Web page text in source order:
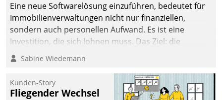
Eine neue Softwarelösung einzuführen, bedeutet für
Immobilienverwaltungen nicht nur finanziellen,
sondern auch personellen Aufwand. Es ist eine
Investition, die sich lohnen muss. Das Ziel: die
nachhaltige Optimierung der Geschäftsabläufe. Damit
dieses Ziel erreicht wird, sollten einige Grundregeln
Sabine Wiedemann
Kunden-Story
Fliegender Wechsel